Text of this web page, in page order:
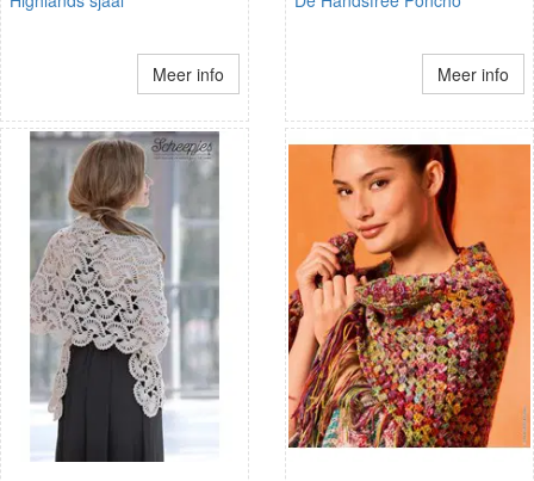
Meer info Meer info